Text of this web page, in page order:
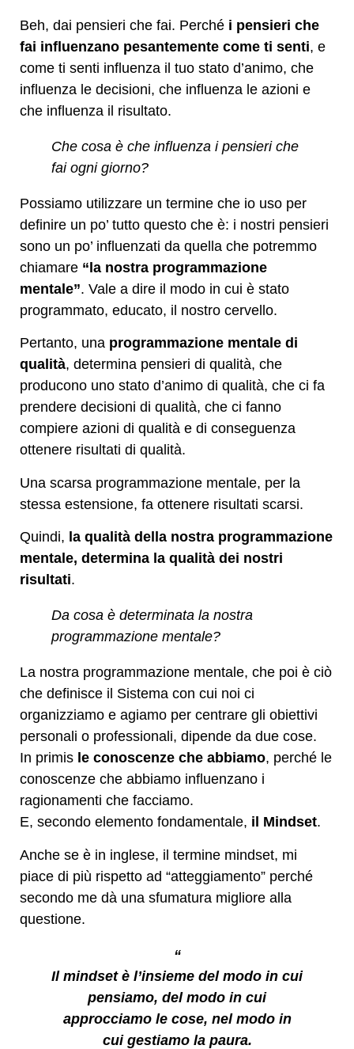
Beh, dai pensieri che fai. Perché i pensieri che
fai influenzano pesantemente come ti senti, e
come ti senti influenza il tuo stato d’animo, che
influenza le decisioni, che influenza le azioni e
che influenza il risultato.
Che cosa è che influenza i pensieri che
fai ogni giorno?
Possiamo utilizzare un termine che io uso per
definire un po’ tutto questo che è: i nostri pensieri
sono un po’ influenzati da quella che potremmo
chiamare “la nostra programmazione
mentale”. Vale a dire il modo in cui è stato
programmato, educato, il nostro cervello.
Pertanto, una programmazione mentale di
qualità, determina pensieri di qualità, che
producono uno stato d’animo di qualità, che ci fa
prendere decisioni di qualità, che ci fanno
compiere azioni di qualità e di conseguenza
ottenere risultati di qualità.
Una scarsa programmazione mentale, per la
stessa estensione, fa ottenere risultati scarsi.
Quindi, la qualità della nostra programmazione
mentale, determina la qualità dei nostri
risultati.
Da cosa è determinata la nostra
programmazione mentale?
La nostra programmazione mentale, che poi è ciò
che definisce il Sistema con cui noi ci
organizziamo e agiamo per centrare gli obiettivi
personali o professionali, dipende da due cose.
In primis le conoscenze che abbiamo, perché le
conoscenze che abbiamo influenzano i
ragionamenti che facciamo.
E, secondo elemento fondamentale, il Mindset.
Anche se è in inglese, il termine mindset, mi
piace di più rispetto ad “atteggiamento” perché
secondo me dà una sfumatura migliore alla
questione.
“
Il mindset è l’insieme del modo in cui
pensiamo, del modo in cui
approcciamo le cose, nel modo in
cui gestiamo la paura.